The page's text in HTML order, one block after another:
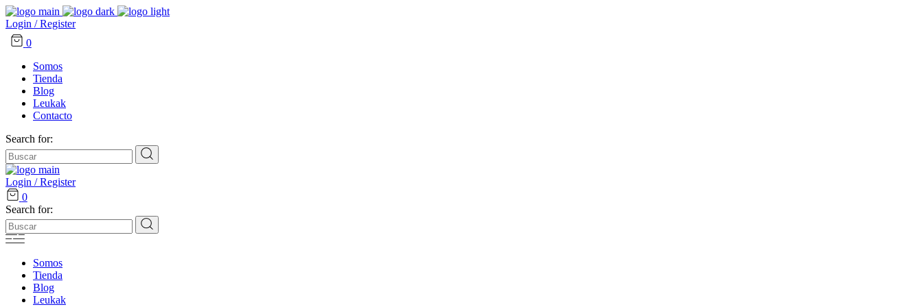
Login / Register
0
Somos
Tienda
Blog
Leukak
Contacto
Search for:
Login / Register
0
Search for:
Somos
Tienda
Blog
Leukak